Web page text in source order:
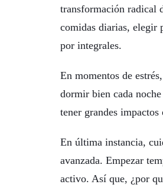
transformación radical
comidas diarias, elegir
por integrales.
En momentos de
dormir bien cada
tener grandes
En última instancia,
avanzada. Empezar
activo. Así que, ¿por